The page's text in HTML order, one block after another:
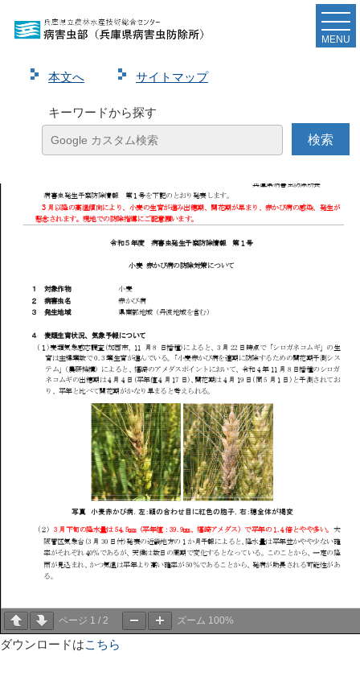
本⽂へ サイトマップ
キーワードから探す
MENU
令和５年度病害虫発生予察防除情報第１号（小麦 赤
かび病の防除対策について ）を発表しました
ページ ズーム
ページ 1 / 2 ズーム 100%
ダウンロードはこちら